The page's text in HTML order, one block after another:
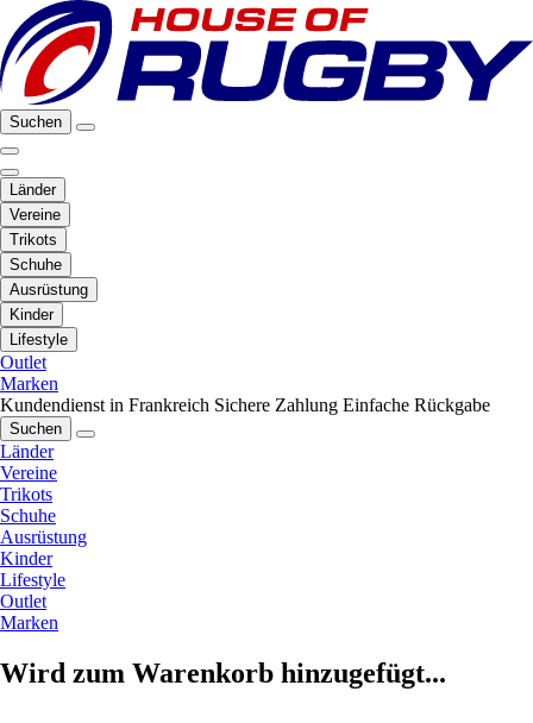
Suchen
Länder
Vereine
Trikots
Schuhe
Ausrüstung
Kinder
Lifestyle
Outlet
Marken
Kundendienst in Frankreich Sichere Zahlung Einfache Rückgabe
Suchen
Länder
Vereine
Trikots
Schuhe
Ausrüstung
Kinder
Lifestyle
Outlet
Marken
Wird zum Warenkorb hinzugefügt...